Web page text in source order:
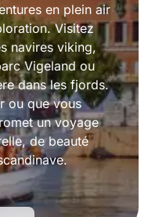
en plein air
Visitez
navires viking,
Vigeland ou
dans les fjords.
ou que vous
un voyage
de beauté